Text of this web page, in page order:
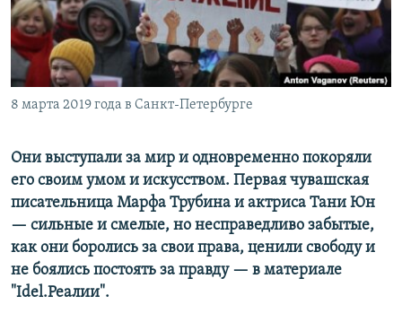
СОЦИАЛЬНЫЕ СЕТИ
Все сайты РСЕ/РС
8 марта 2019 года в Санкт-Петербурге
Они выступали за мир и одновременно покоряли
его своим умом и искусством. Первая чувашская
писательница Марфа Трубина и актриса Тани Юн
— сильные и смелые, но несправедливо забытые,
как они боролись за свои права, ценили свободу и
не боялись постоять за правду — в материале
"Idel.Реалии".